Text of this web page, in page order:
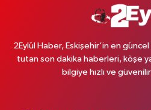
2Eylül Haber, Eskişehir’in en
tutan son dakika haberleri, köşe
bilgiye hızlı ve